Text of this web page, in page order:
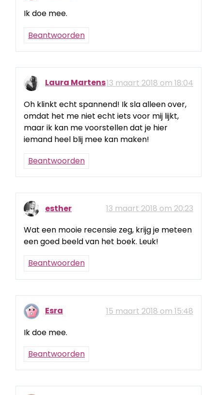
Ik doe mee.
Beantwoorden
Laura Martens13 maart 2018 om 18:04
Oh klinkt echt spannend! Ik sla alleen over,
omdat het me niet echt iets voor mij lijkt,
maar ik kan me voorstellen dat je hier
iemand heel blij mee kan maken!
Beantwoorden
esther
13 maart 2018 om 20:23
Wat een mooie recensie zeg, krijg je meteen
een goed beeld van het boek. Leuk!
Beantwoorden
Esra
15 maart 2018 om 15:48
Ik doe mee.
Beantwoorden